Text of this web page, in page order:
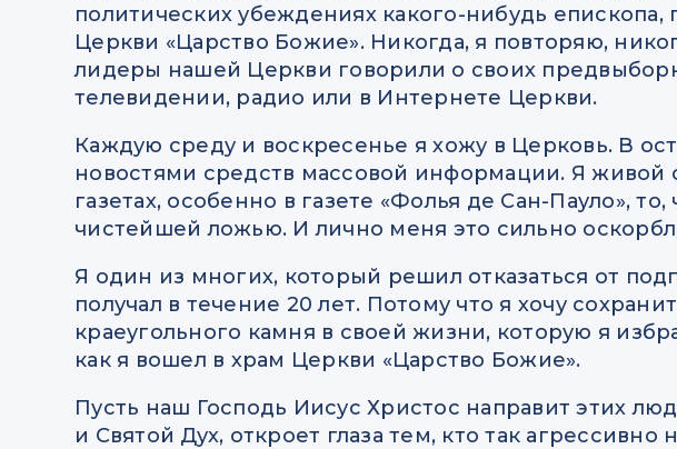
политических убеждениях какого-нибудь епископа,
Церкви «Царство Божие». Никогда, я повторяю,
лидеры нашей Церкви говорили о своих
телевидении, радио или в Интернете Церкви.
Каждую среду и воскресенье я хожу в Церковь. В
новостями средств массовой информации. Я живой
газетах, особенно в газете «Фолья де Сан-Пауло», то,
чистейшей ложью. И лично меня это сильно
Я один из многих, который решил отказаться от
получал в течение 20 лет. Потому что я хочу
краеугольного камня в своей жизни, которую я
как я вошел в храм Церкви «Царство Божие».
Пусть наш Господь Иисус Христос направит этих
и Святой Дух, откроет глаза тем, кто так агрессивно